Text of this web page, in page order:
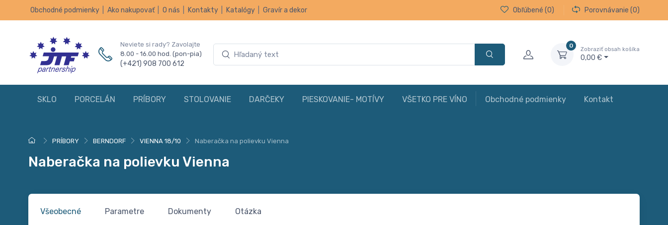
Obchodné podmienky Ako nakupovať O nás Kontakty Katalógy Gravír a dekor Obľúbené (0) Porovnávanie (0)
Neviete si rady? Zavolajte
8.00 - 16.00 hod. (pon-pia)
(+421) 908 700 612
0
Zobraziť obsah košíka
0,00 €
SKLO PORCELÁN PRÍBORY STOLOVANIE DARČEKY PIESKOVANIE- MOTÍVY VŠETKO PRE VÍNO Obchodné podmienky Kontakt
PRÍBORY BERNDORF VIENNA 18/10 Naberačka na polievku Vienna
Naberačka na polievku Vienna
Všeobecné Parametre Dokumenty Otázka